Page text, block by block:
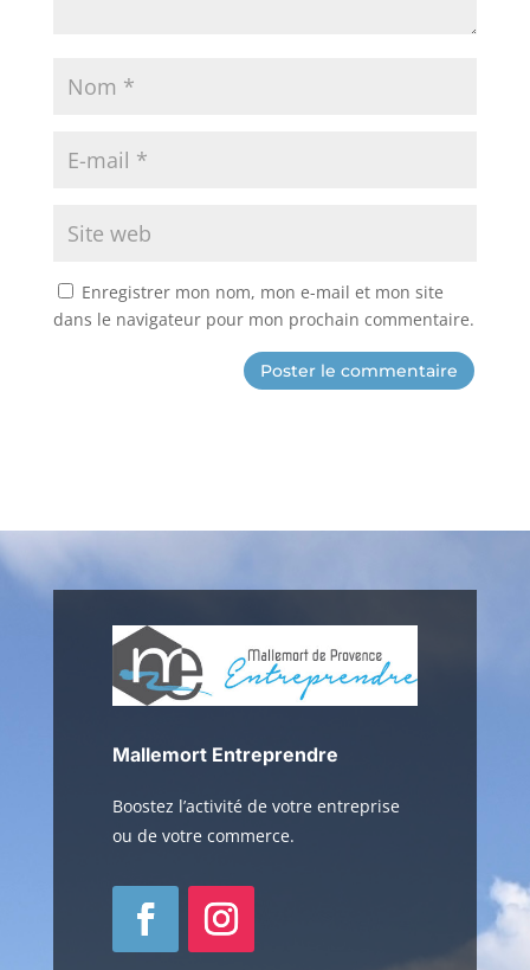
Enregistrer mon nom, mon e-mail et mon site
dans le navigateur pour mon prochain commentaire.
Mallemort Entreprendre
Boostez l’activité de votre entreprise
ou de votre commerce.